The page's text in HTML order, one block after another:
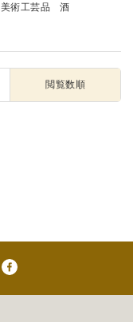
美術工芸品
酒
閲覧数順